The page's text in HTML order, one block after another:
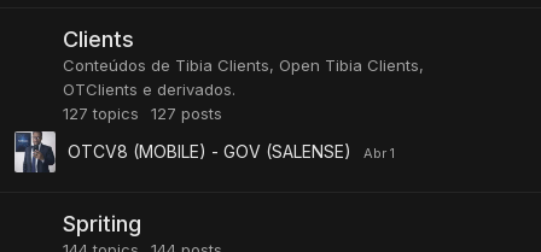
Clients
Conteúdos de Tibia Clients, Open Tibia Clients,
OTClients e derivados.
127 topics 127 posts
OTCV8 (MOBILE) - GOV (SALENSE)
Spriting